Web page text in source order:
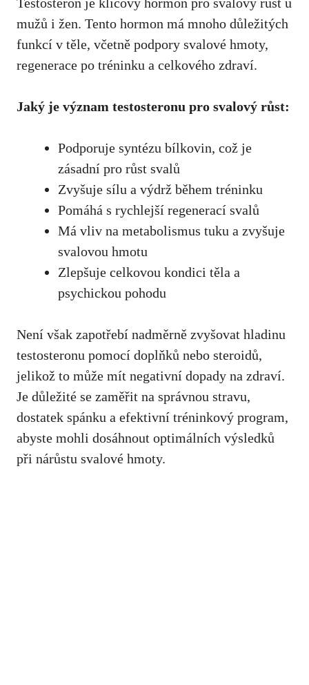
mužů i⁢ žen. Tento hormon má mnoho důležitých
funkcí ​v těle, včetně podpory svalové hmoty,
⁢regenerace po ⁢tréninku a celkového ‌zdraví.
Jaký je význam testosteronu pro svalový růst:
Podporuje syntézu bílkovin, což je
zásadní pro ‍růst svalů
Zvyšuje‌ sílu⁤ a výdrž během tréninku
Pomáhá s ⁣rychlejší regenerací svalů
Má vliv na metabolismus tuku a⁢ zvyšuje
svalovou hmotu
Zlepšuje celkovou kondici těla a
psychickou pohodu
Není však zapotřebí nadměrně zvyšovat hladinu
testosteronu pomocí ​doplňků nebo ​steroidů,
jelikož to může mít negativní dopady na zdraví.
Je důležité se zaměřit na správnou stravu,
dostatek spánku a efektivní tréninkový program,
abyste mohli dosáhnout⁢ optimálních výsledků
při nárůstu svalové ‍hmoty.